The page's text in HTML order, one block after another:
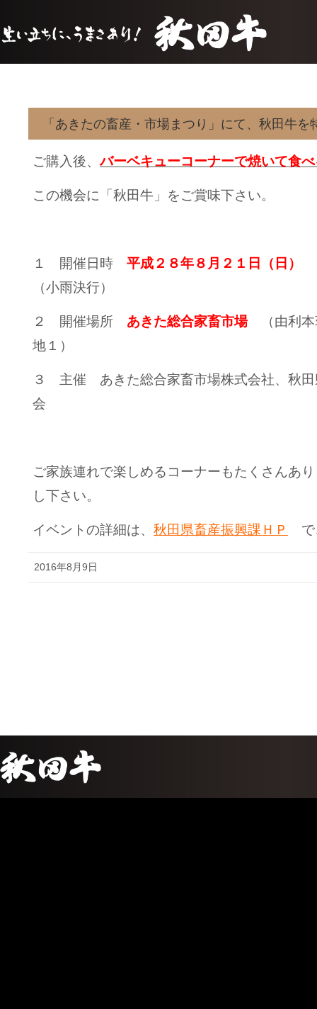
「あきたの畜産・市場まつり」にて、秋田牛を
ご購入後、バーベキューコーナーで焼いて食
この機会に「秋田牛」をご賞味下さい。
１ 開催日時 平成２８年８月２１日（日）
（小雨決行）
２ 開催場所 あきた総合家畜市場（由利本
地１）
３ 主催 あきた総合家畜市場株式会社、秋田
会
ご家族連れで楽しめるコーナーもたくさんあ
し下さい。
イベントの詳細は、 秋田県畜産振興課ＨＰ で
2016年8月9日